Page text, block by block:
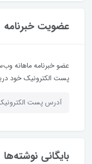
عضویت خبرنامه
عضو خبرنامه ماهانه
پست الکترونیک خود
بایگانی نوشته‌ها